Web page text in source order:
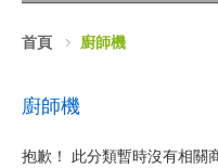
首頁 廚師機
廚師機
抱歉！ 此分類暫時沒有相關